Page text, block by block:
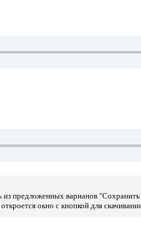
предложенных варианов "Сохранить
окно с кнопкой для